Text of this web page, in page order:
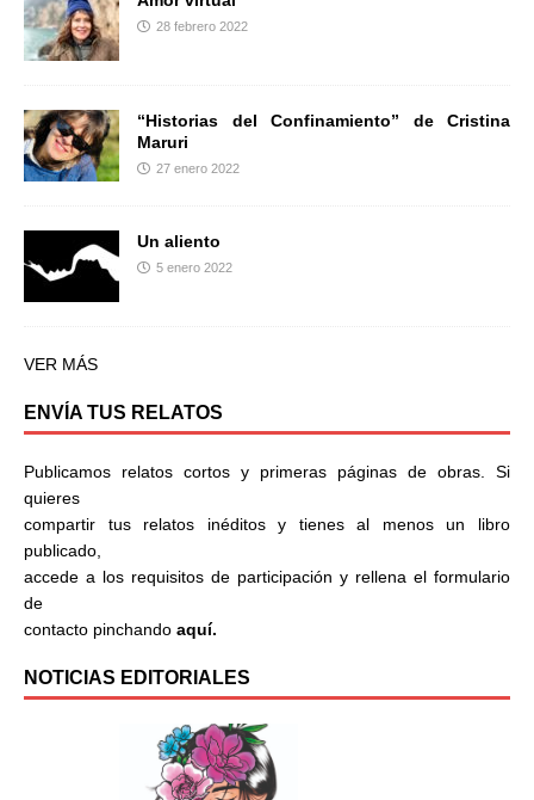
28 febrero 2022
“Historias del Confinamiento” de Cristina
Maruri
27 enero 2022
Un aliento
5 enero 2022
VER MÁS
ENVÍA TUS RELATOS
Publicamos relatos cortos y primeras páginas de obras. Si
quieres
compartir tus relatos inéditos y tienes al menos un libro
publicado,
accede a los requisitos de participación y rellena el formulario
de
contacto pinchando aquí.
NOTICIAS EDITORIALES